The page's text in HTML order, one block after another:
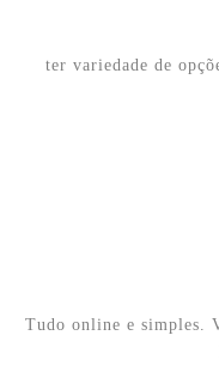
ter variedade de
Tudo online e simples.